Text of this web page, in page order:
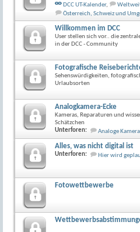
DCC UT-Kalender,
Österreich, Schweiz und
Willkommen im DCC
User stellen sich vor.. die
in der DCC - Community
Fotografische
Sehenswürdigkeiten,
Urlaubsorten
Analogkamera-Ecke
Kameras, Reparaturen und
Schätzchen
Unterforen:
Analoge
Alles, was nicht digital ist
Unterforen: Hier wird
Fotowettbewerbe